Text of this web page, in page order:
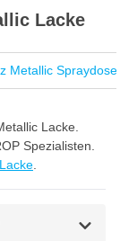
Lacke
Metallic
Lacke.
Spezialisten.